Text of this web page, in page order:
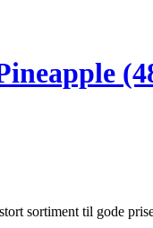
sortiment til gode